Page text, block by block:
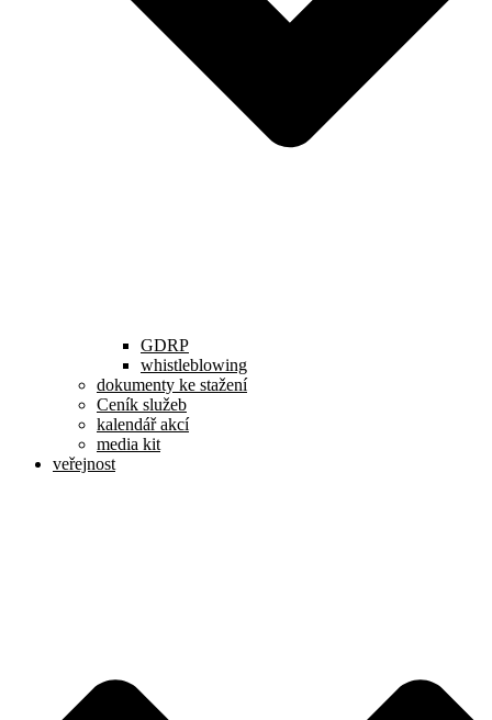
GDRP
whistleblowing
dokumenty ke stažení
Ceník služeb
kalendář akcí
media kit
veřejnost